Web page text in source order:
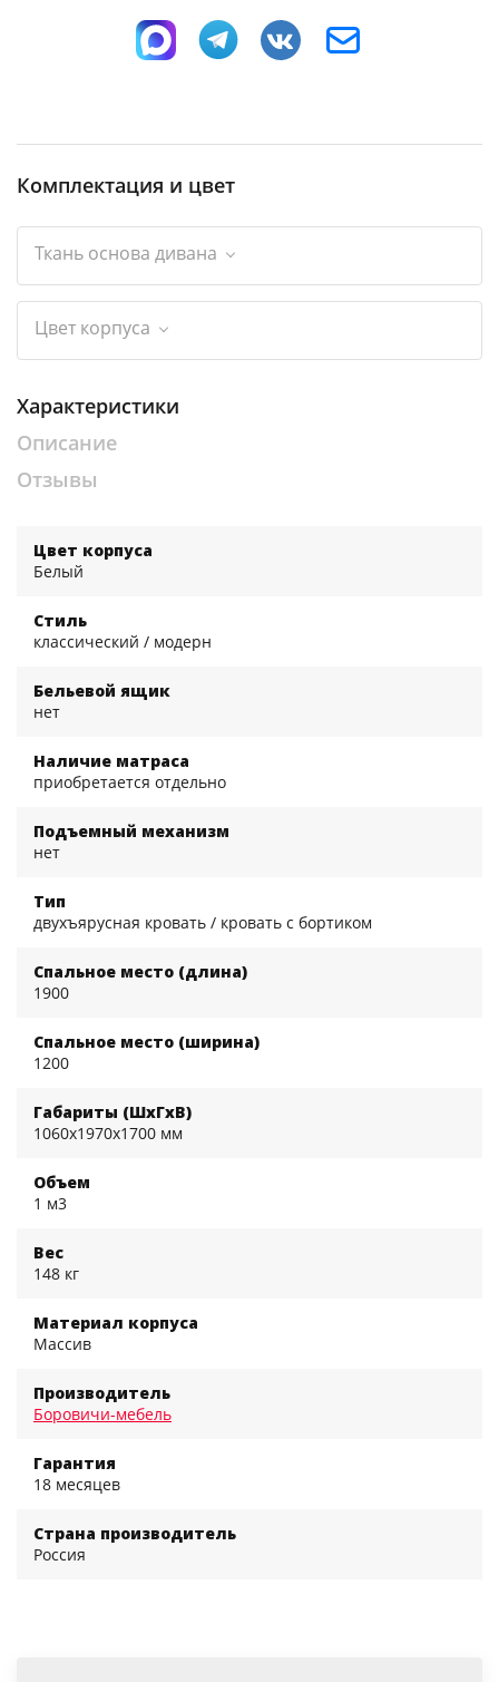
Комплектация и цвет
Ткань основа дивана
Цвет корпуса
Характеристики
Описание
Отзывы
Цвет корпуса
Белый
Стиль
классический / модерн
Бельевой ящик
нет
Наличие матраса
приобретается отдельно
Подъемный механизм
нет
Тип
двухъярусная кровать / кровать с бортиком
Спальное место (длина)
1900
Спальное место (ширина)
1200
Габариты (ШхГхВ)
1060x1970x1700 мм
Объем
1 м3
Вес
148 кг
Материал корпуса
Массив
Производитель
Боровичи-мебель
Гарантия
18 месяцев
Страна производитель
Россия